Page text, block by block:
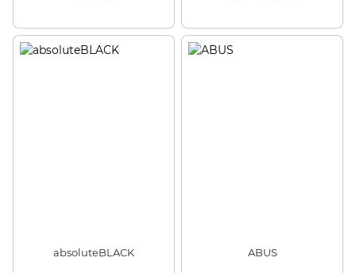
absoluteBLACK ABUS